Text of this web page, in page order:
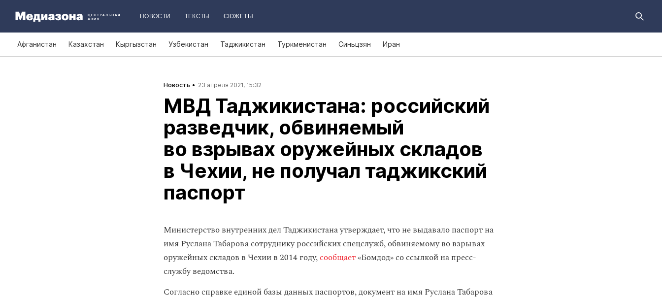
НОВОСТИ ТЕКСТЫ СЮЖЕТЫ
Афганистан Казахстан Кыргызстан Узбекистан Таджикистан Туркменистан Синьцзян Иран
Новость 23 апреля 2021, 15:32
МВД Таджикистана: российский
разведчик, обвиняемый
во взрывах оружейных складов
в Чехии, не получал таджикский
паспорт
Министерство внутренних дел Таджикистана утверждает, что не выдавало паспорт на
имя Руслана Табарова сотруднику российских спецслужб, обвиняемому во взрывах
оружейных складов в Чехии в 2014 году,сообщает«Бомдод» со ссылкой на пресс-
службу ведомства.
Согласно справке единой базы данных паспортов, документ на имя Руслана Табарова